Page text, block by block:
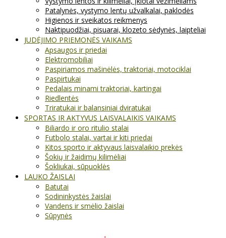
Patalynės, vystymo lentų užvalkalai, paklodės
Higienos ir sveikatos reikmenys
Naktipuodžiai, pisuarai, klozeto sėdynės, laipteliai
JUDĖJIMO PRIEMONĖS VAIKAMS
Apsaugos ir priedai
Elektromobiliai
Paspiriamos mašinėlės, traktoriai, motociklai
Paspirtukai
Pedalais minami traktoriai, kartingai
Riedlentės
Triratukai ir balansiniai dviratukai
SPORTAS IR AKTYVUS LAISVALAIKIS VAIKAMS
Biliardo ir oro ritulio stalai
Futbolo stalai, vartai ir kiti priedai
Kitos sporto ir aktyvaus laisvalaikio prekės
Šokių ir žaidimų kilimėliai
Šokliukai, sūpuoklės
LAUKO ŽAISLAI
Batutai
Sodininkystės žaislai
Vandens ir smėlio žaislai
Sūpynės